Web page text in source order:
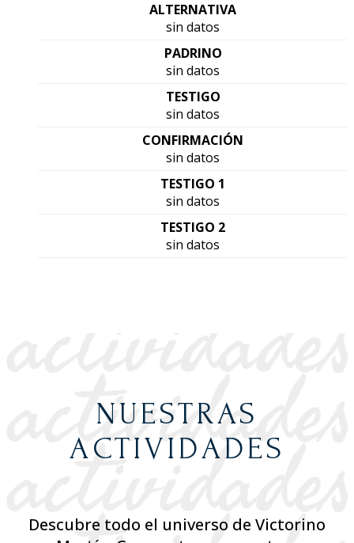
ALTERNATIVA
sin datos
PADRINO
sin datos
TESTIGO
sin datos
CONFIRMACIÓN
sin datos
TESTIGO 1
sin datos
TESTIGO 2
sin datos
NUESTRAS
ACTIVIDADES
Descubre todo el universo de Victorino